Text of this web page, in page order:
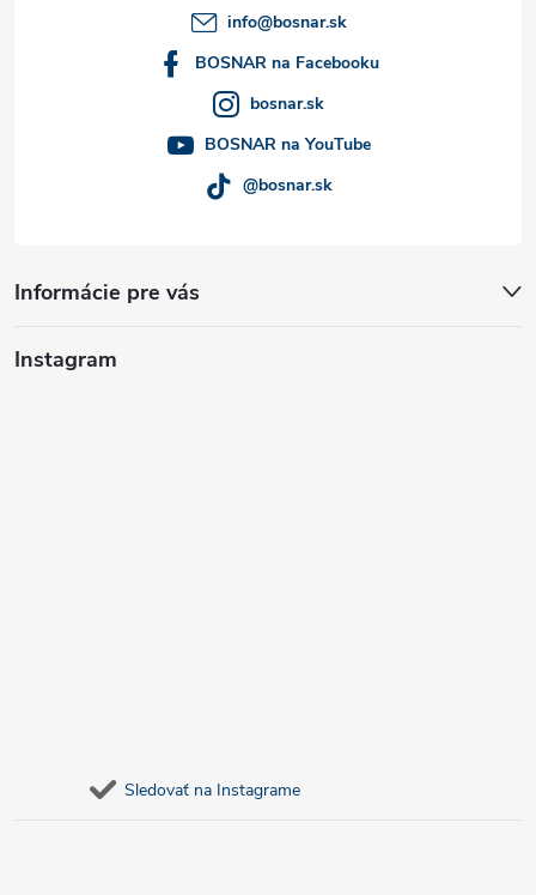
Informácie pre vás
info@bosnar.sk
BOSNAR na Facebooku
bosnar.sk
BOSNAR na YouTube
@bosnar.sk
Instagram
Sledovať na Instagrame